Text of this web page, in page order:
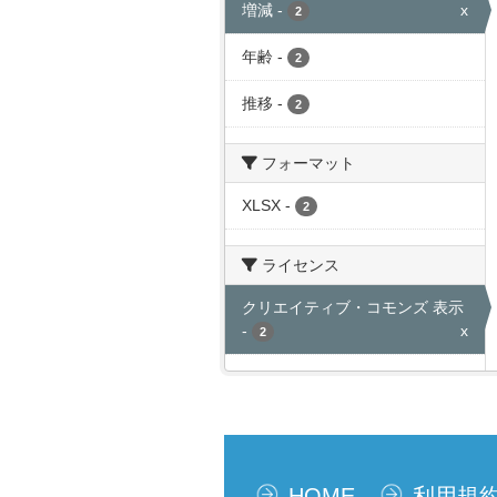
増減 - 2 x
年齢 - 2
推移 - 2
フォーマット
XLSX - 2
ライセンス
クリエイティブ・コモンズ 表示
-
2 x